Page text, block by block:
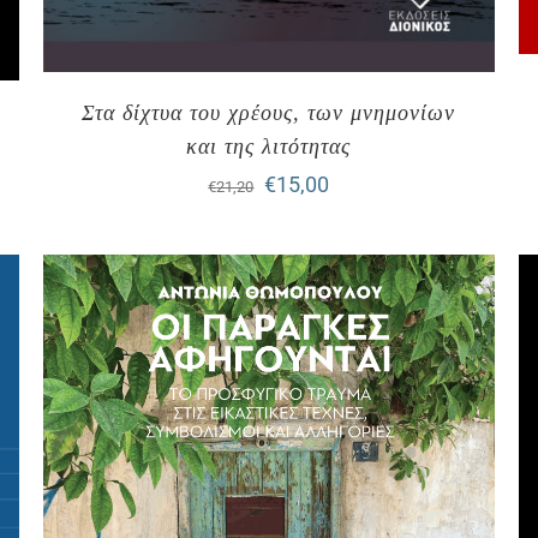
Στα δίχτυα του χρέους, των μνημονίων
και της λιτότητας
€21,20 Original
was:
€21,20.
€15,00
τιμή
είναι:
€15,00.